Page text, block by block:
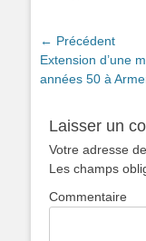
Navigation
de
l’article
← Précédent
Article
précédent :
Extension d’une
années 50 à
Laisser un
Votre adresse
Les champs
Commentaire